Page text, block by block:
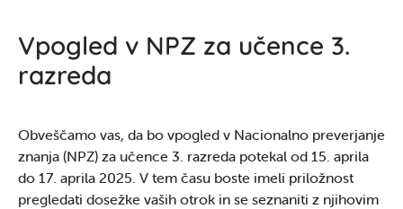
Vpogled v NPZ za učence 3.
razreda
Obveščamo vas, da bo vpogled v Nacionalno preverjanje
znanja (NPZ) za učence 3. razreda potekal od 15. aprila
do 17. aprila 2025. V tem času boste imeli priložnost
pregledati dosežke vaših otrok in se seznaniti z njihovim